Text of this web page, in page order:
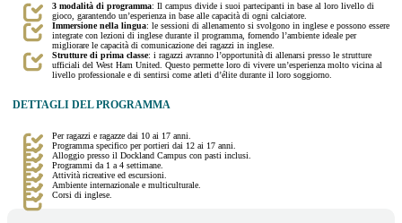
3 modalità di programma: Il campus divide i suoi partecipanti in base al loro livello di
gioco, garantendo un’esperienza in base alle capacità di ogni calciatore.
Immersione nella lingua: le sessioni di allenamento si svolgono in inglese e possono essere
integrate con lezioni di inglese durante il programma, fornendo l’ambiente ideale per
migliorare le capacità di comunicazione dei ragazzi in inglese.
Strutture di prima classe: i ragazzi avranno l’opportunità di allenarsi presso le strutture
ufficiali del West Ham United. Questo permette loro di vivere un’esperienza molto vicina al
livello professionale e di sentirsi come atleti d’élite durante il loro soggiorno.
DETTAGLI DEL PROGRAMMA
Per ragazzi e ragazze dai 10 ai 17 anni.
Programma specifico per portieri dai 12 ai 17 anni.
Alloggio presso il Dockland Campus con pasti inclusi.
Programmi da 1 a 4 settimane.
Attività ricreative ed escursioni.
Ambiente internazionale e multiculturale.
Corsi di inglese.